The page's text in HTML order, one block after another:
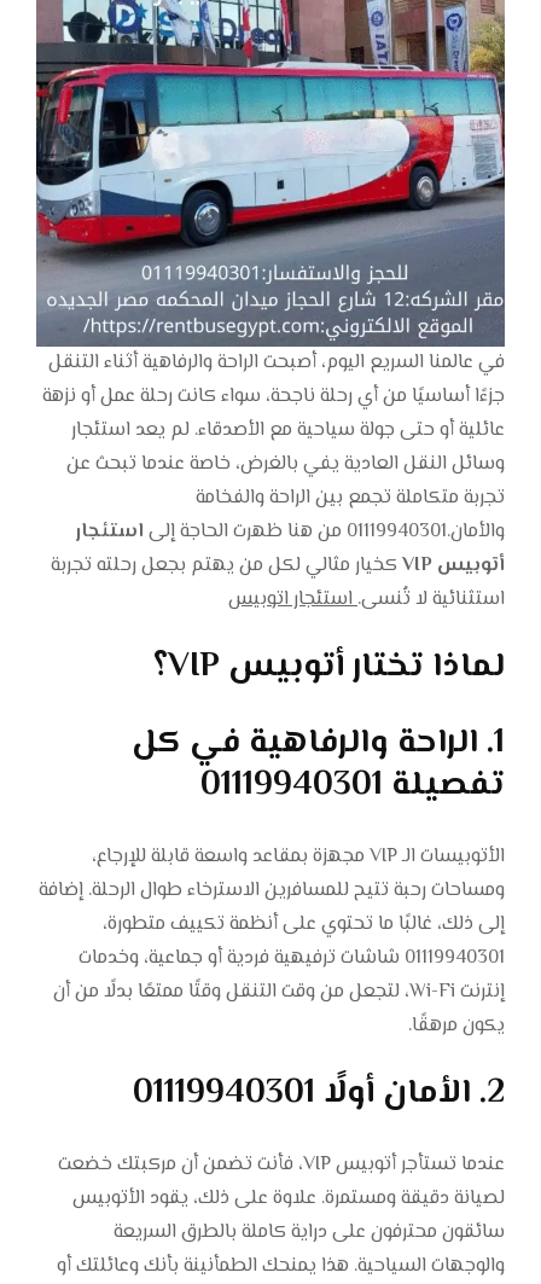
في عالمنا السريع اليوم، أصبحت الراحة والرفاهية أثناء التنقل
جزءًا أساسيًا من أي رحلة ناجحة، سواء كانت رحلة عمل أو نزهة
عائلية أو حتى جولة سياحية مع الأصدقاء. لم يعد استئجار
وسائل النقل العادية يفي بالغرض، خاصة عندما تبحث عن
تجربة متكاملة تجمع بين الراحة والفخامة
والأمان.01119940301 من هنا ظهرت الحاجة إلى
استئجار
أتوبيس VIP
كخيار مثالي لكل من يهتم بجعل رحلته تجربة
استثنائية لا تُنسى.استئجار اتوبيس
لماذا تختار أتوبيس VIP؟
1. الراحة والرفاهية في كل
تفصيلة 01119940301
الأتوبيسات الـ VIP مجهزة بمقاعد واسعة قابلة للإرجاع،
ومساحات رحبة تتيح للمسافرين الاسترخاء طوال الرحلة. إضافة
إلى ذلك، غالبًا ما تحتوي على أنظمة تكييف متطورة،
01119940301 شاشات ترفيهية فردية أو جماعية، وخدمات
إنترنت Wi-Fi، لتجعل من وقت التنقل وقتًا ممتعًا بدلًا من أن
يكون مرهقًا.
2. الأمان أولًا 01119940301
عندما تستأجر أتوبيس VIP، فأنت تضمن أن مركبتك خضعت
لصيانة دقيقة ومستمرة. علاوة على ذلك، يقود الأتوبيس
سائقون محترفون على دراية كاملة بالطرق السريعة
والوجهات السياحية. هذا يمنحك الطمأنينة بأنك وعائلتك أو